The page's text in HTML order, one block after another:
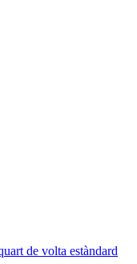
de volta estàndard